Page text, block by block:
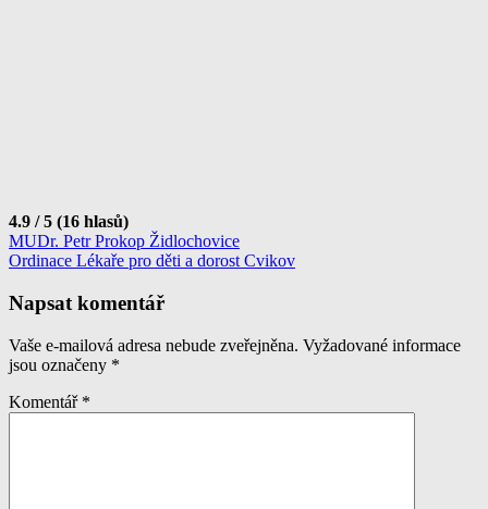
4.9 / 5 (16 hlasů)
Navigace
pro
příspěvek
MUDr. Petr Prokop Židlochovice
Ordinace Lékaře pro děti a dorost Cvikov
Napsat komentář
Vaše e-mailová adresa nebude zveřejněna. Vyžadované informace
jsou označeny *
Komentář *